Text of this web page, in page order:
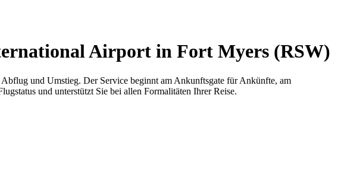
Airport in Fort Myers (RSW)
und Umstieg. Der Service beginnt am Ankunftsgate für Ankünfte, am
und unterstützt Sie bei allen Formalitäten Ihrer Reise.